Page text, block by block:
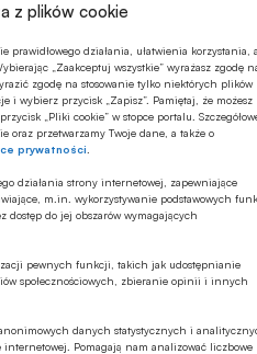
z plików cookie
działania, ułatwienia korzystania, a
„Zaakceptuj wszystkie” wyrażasz zgodę
zgodę na stosowanie tylko niektórych plików
i wybierz przycisk „Zapisz”. Pamiętaj, że możesz
„Pliki cookie” w stopce portalu.
oraz przetwarzamy Twoje dane, a także o
prywatności
działania strony internetowej, zapewniające
m.in. wykorzystywanie podstawowych
do jej obszarów wymagających
pewnych funkcji, takich jak udostępnianie
społecznościowych, zbieranie opinii i innych
danych statystycznych i
Pomagają nam analizować liczbowe
częściowo związany z
w czwartym
zapowiedź
2026 roku.
ma znaczenie również
we franku